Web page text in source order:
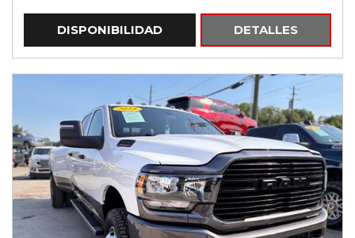
DISPONIBILIDAD DETALLES